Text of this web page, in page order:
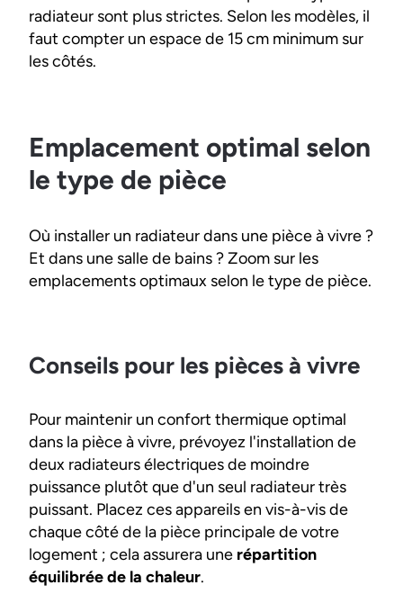
radiateur sont plus strictes. Selon les modèles, il
faut compter un espace de 15 cm minimum sur
les côtés.
Emplacement optimal selon
le type de pièce
Où installer un radiateur dans une pièce à vivre ?
Et dans une salle de bains ? Zoom sur les
emplacements optimaux selon le type de pièce.
Conseils pour les pièces à vivre
Pour maintenir un confort thermique optimal
dans la pièce à vivre, prévoyez l'installation de
deux radiateurs électriques de moindre
puissance plutôt que d'un seul radiateur très
puissant. Placez ces appareils en vis-à-vis de
chaque côté de la pièce principale de votre
logement ; cela assurera une répartition
équilibrée de la chaleur.